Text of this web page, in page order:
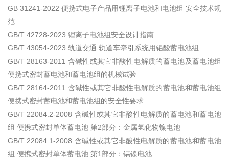
GB 31241-2022 便携式电子产品用锂离子电池和电池组 安全技术规
范
GB/T 42728-2023 锂离子电池组安全设计指南
GB/T 43054-2023 轨道交通 轨道车牵引系统用铅酸蓄电池组
GB/T 28163-2011 含碱性或其它非酸性电解质的蓄电池及蓄电池组
便携式密封蓄电池和蓄电池组的机械试验
GB/T 28164-2011 含碱性或其它非酸性电解质的蓄电池和蓄电池组
便携式密封蓄电池和蓄电池组的安全性要求
GB/T 22084.2-2008 含碱性或其它非酸性电解质的蓄电池和蓄电池
组 便携式密封单体蓄电池 第2部分：金属氢化物镍电池
GB/T 22084.1-2008 含碱性或其它非酸性电解质的蓄电池和蓄电池
组 便携式密封单体蓄电池 第1部分：镉镍电池